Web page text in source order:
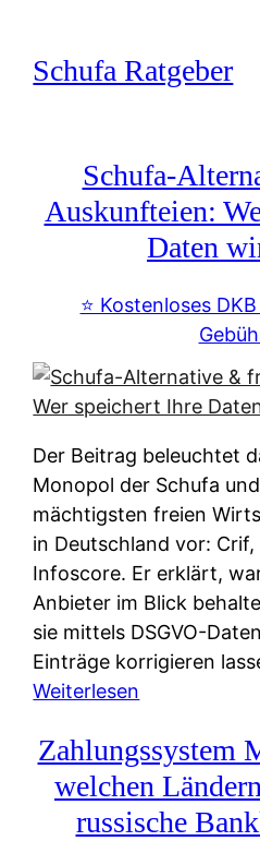
springen
Schufa Ratgeber
Schufa-
Auskunfteien:
Daten
⭐️ Kostenloses
Der Beitrag beleuchtet
Monopol der Schufa
mächtigsten freien
in Deutschland vor:
Infoscore. Er erklärt,
Anbieter im Blick
sie mittels DSGVO-
Einträge korrigieren
Weiterlesen
c
h
u
f
Zahlungssystem
welchen
russische